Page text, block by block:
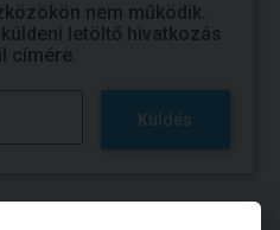
nem működik.
letöltő hivatkozás
címére.
Küldés